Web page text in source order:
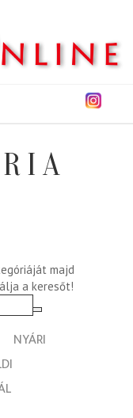
majd
a keresőt!
NYÁRI